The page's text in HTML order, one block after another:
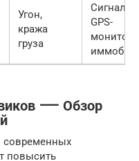
Угон,
кража
груза
GPS-
⸺ Обзор
современных
повысить